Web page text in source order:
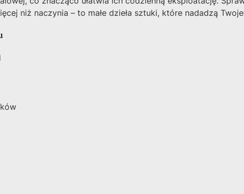
niż naczynia – to małe dzieła sztuki, które nadadzą